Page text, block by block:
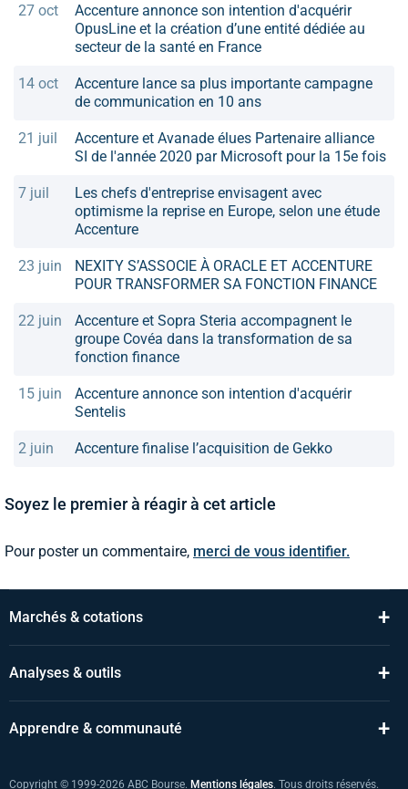
27 oct
Accenture annonce son intention d'acquérir
OpusLine et la création d’une entité dédiée au
secteur de la santé en France
14 oct
Accenture lance sa plus importante campagne
de communication en 10 ans
21 juil
Accenture et Avanade élues Partenaire alliance
SI de l'année 2020 par Microsoft pour la 15e fois
7 juil
Les chefs d'entreprise envisagent avec
optimisme la reprise en Europe, selon une étude
Accenture
23 juin
NEXITY S’ASSOCIE À ORACLE ET ACCENTURE
POUR TRANSFORMER SA FONCTION FINANCE
22 juin
Accenture et Sopra Steria accompagnent le
groupe Covéa dans la transformation de sa
fonction finance
15 juin
Accenture annonce son intention d'acquérir
Sentelis
2 juin Accenture finalise l’acquisition de Gekko
Soyez le premier à réagir à cet article
Pour poster un commentaire, merci de vous identifier.
Marchés & cotations +
Analyses & outils +
Apprendre & communauté +
Copyright © 1999-2026 ABC Bourse. Mentions légales. Tous droits réservés.